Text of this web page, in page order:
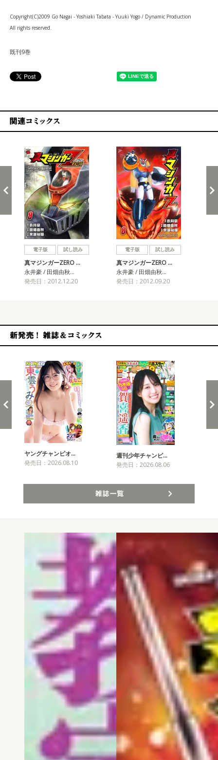
Copyright(C)2009 Go Nagai - Yoshiaki Tabata - Yuuki Yogo / Dynamic Production
All rights reserved.
既刊9巻
電子版 試し読み
真マジンガーZERO …
永井豪 / 田畑由秋…
発売日：2012.12.20
電子版 試し読み
真マジンガーZERO …
永井豪 / 田畑由秋…
発売日：2012.09.20
ヤングチャンピオ…
発売日：2026.08.10
週刊少年チャンピ…
発売日：2026.08.06